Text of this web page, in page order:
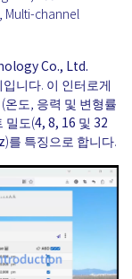
Multi-channel
Co., Ltd.
니다. 이 인터로게
(온도, 응력 및 변형률
밀도(4, 8, 16 및 32
)를 특징으로 합니다.